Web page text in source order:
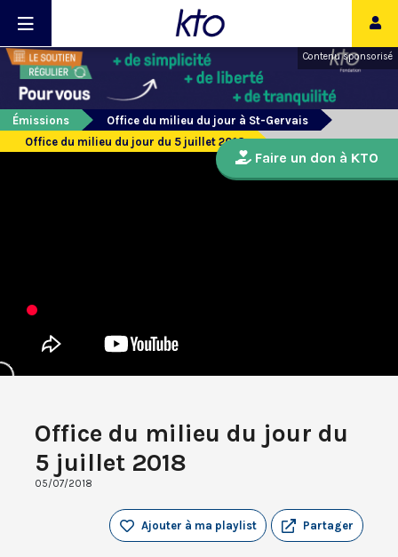
Contenu sponsorisé
Émissions
Office du milieu du jour à St-Gervais
Office du milieu du jour du 5 juillet 2018
Office du milieu du jour du
5 juillet 2018
05/07/2018
Partager
Ajouter à ma playlist
Faire un don à KTO